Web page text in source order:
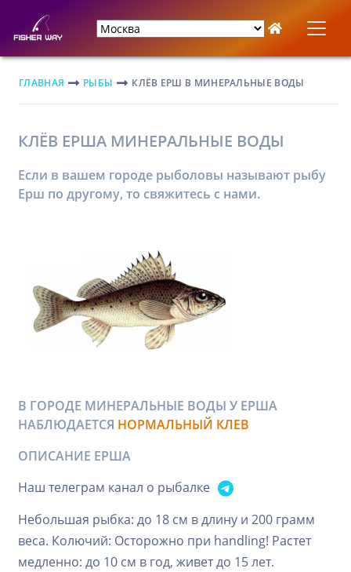
ГЛАВНАЯ РЫБЫ КЛЁВ ЕРШ В МИНЕРАЛЬНЫЕ ВОДЫ
КЛЁВ ЕРША МИНЕРАЛЬНЫЕ ВОДЫ
Если в вашем городе рыболовы называют рыбу
Ерш по другому, то свяжитесь с нами.
В ГОРОДЕ МИНЕРАЛЬНЫЕ ВОДЫ У ЕРША
НАБЛЮДАЕТСЯ НОРМАЛЬНЫЙ КЛЕВ
ОПИСАНИЕ ЕРША
Наш телеграм канал о рыбалке
Небольшая рыбка: до 18 см в длину и 200 грамм
веса. Колючий: Осторожно при handling! Растет
медленно: до 10 см в год, живет до 15 лет.